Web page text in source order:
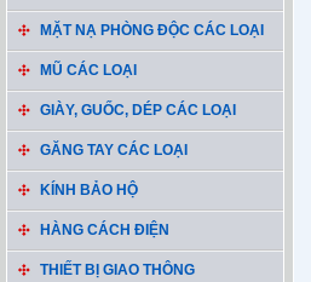
MẶT NẠ PHÒNG ĐỘC CÁC LOẠI
MŨ CÁC LOẠI
GIÀY, GUỐC, DÉP CÁC LOẠI
GĂNG TAY CÁC LOẠI
KÍNH BẢO HỘ
HÀNG CÁCH ĐIỆN
THIẾT BỊ GIAO THÔNG